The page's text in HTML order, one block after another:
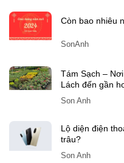
Bài viết gần đây
Còn bao nhiêu
SonAnh
Tám Sạch –
Lách đến gần
Son Anh